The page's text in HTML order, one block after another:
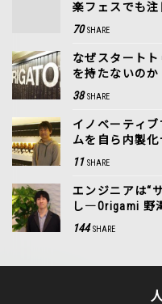
楽フェスでも
70 SHARE
なぜスタート
を持たないのか
38 SHARE
イノベーティ
ムを自ら内製
峰樹に訊く！
11 SHARE
エンジニアは“
し―Origami 野
144 SHARE